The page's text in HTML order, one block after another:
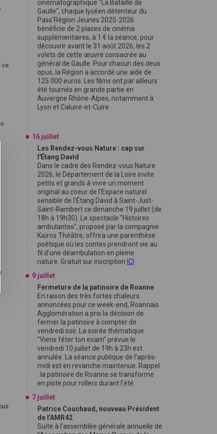
ce
cinématographique "La Bataille de
Gaulle", chaque lycéen détenteur du
Pass'Région Jeunes 2025-2026
bénéficie de 2 places de cinéma
supplémentaires, à 1 € la séance, pour
découvrir avant le 31 août 2026, les 2
volets de cette œuvre consacrée au
général de Gaulle. Pour chacun des deux
opus, la Région a accordé une aide de
125 000 euros. Les films ont par ailleurs
été tournés en grande partie en
Auvergne Rhône-Alpes, notamment à
Lyon et Caluire-et-Cuire.
16 juillet
Les Rendez-vous Nature : cap sur
l'Étang David
Dans le cadre des Rendez-vous Nature
2026, le Département de la Loire invite
petits et grands à vivre un moment
original au coeur de l'Espace naturel
sensible de l'Étang David à Saint-Just-
Saint-Rambert ce dimanche 19 juillet (de
18h à 19h30). Le spectacle "Histoires
ambulantes", proposé par la compagnie
Kaïros Théâtre, offrira une parenthèse
poétique où les contes prendront vie au
fil d'une déambulation en pleine
nature. Gratuit sur inscription ICI
9 juillet
Fermeture de la patinoire de Roanne
En raison des très fortes chaleurs
annoncées pour ce week-end, Roannais
Agglomération a pris la décision de
fermer la patinoire à compter de
vendredi soir. La soirée thématique
"Viens fêter ton exam" prévue le
vendredi 10 juillet de 19h à 23h est
annulée. La séance publique de l’après-
midi est en revanche maintenue. Rappel
: la patinoire de Roanne se transforme
en piste pour rollers durant l'été.
7 juillet
Patrice Couchaud, nouveau Président
de l'AMR42
Suite à l'assemblée générale annuelle de